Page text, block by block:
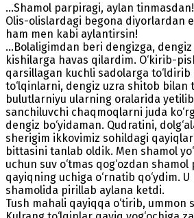
…Shamol parpiragi, aylan tinmasdan!
Olis-olislardagi begona diyorlardan
ham men kabi aylantirsin!
...Bolaligimdan beri dengizga, dengiz
kishilarga havas qilardim. O‘kirib-
qarsillagan kuchli sadolarga to‘ldirib
to‘lqinlarni, dengiz uzra shitob bilan
bulutlarniyu ularning oralarida yetilib,
sanchiluvchi chaqmoqlarni juda
dengiz bo‘yidaman. Qudratini,
sherigim ikkovimiz sohildagi
bittasini tanlab oldik. Men shamol
uchun suv o‘tmas qog‘ozdan
qayiqning uchiga o‘rnatib qo‘ydim.
shamolida pirillab aylana ketdi.
Tush mahali qayiqqa o‘tirib, ummon